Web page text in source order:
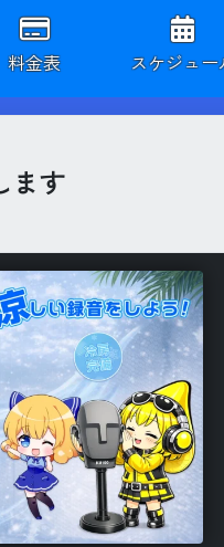
料金表 スケジュー
ます